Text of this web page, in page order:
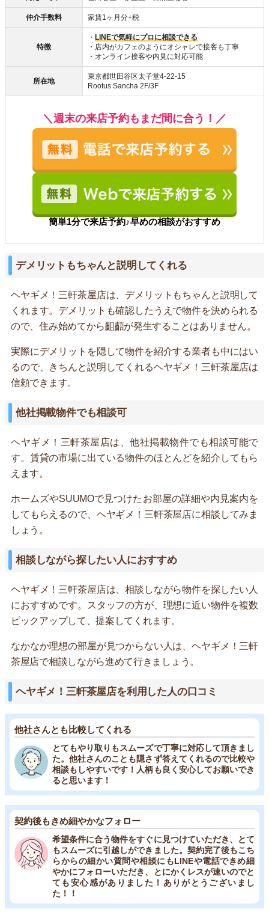
仲介手数料 家賃1ヶ月分+税
特徴
・ LINEで気軽にプロに相談できる
・店内がカフェのようにオシャレで接客も丁寧
・オンライン接客や内見に対応可能
所在地
東京都世田谷区太子堂4-22-15
Rootus Sancha 2F/3F
＼週末の来店予約もまだ間に合う！／
簡単1分で来店予約♪早めの相談がおすすめ
デメリットもちゃんと説明してくれる
ヘヤギメ！三軒茶屋店は、デメリットもちゃんと説明して
くれます。デメリットも確認したうえで物件を決められる
ので、住み始めてから齟齬が発生することはありません。
実際にデメリットを隠して物件を紹介する業者も中にはい
るので、きちんと説明してくれるヘヤギメ！三軒茶屋店は
信頼できます。
他社掲載物件でも相談可
ヘヤギメ！三軒茶屋店は、他社掲載物件でも相談可能で
す。賃貸の市場に出ている物件のほとんどを紹介してもら
えます。
ホームズやSUUMOで見つけたお部屋の詳細や内見案内を
してもらえるので、ヘヤギメ！三軒茶屋店に相談してみま
しょう。
相談しながら探したい人におすすめ
ヘヤギメ！三軒茶屋店は、相談しながら物件を探したい人
におすすめです。スタッフの方が、理想に近い物件を複数
ピックアップして、提案してくれます。
なかなか理想の部屋が見つからない人は、ヘヤギメ！三軒
茶屋店で相談しながら進めて行きましょう。
ヘヤギメ！三軒茶屋店を利用した人の口コミ
他社さんとも比較してくれる
とてもやり取りもスムーズで丁寧に対応して頂きまし
た。他社さんのことも隠さず答えてくれるので比較や
相談もしやすいです！人柄も良く安心してお願いでき
ると思います！
契約後もきめ細やかなフォロー
希望条件に合う物件をすぐに見つけていただき、とて
もスムーズに引越しができました。契約完了後もこち
らからの細かい質問や相談にもLINEや電話できめ細
やかにフォローいただき、とにかくレスが速いのでと
ても安心感がありました！ありがとうございまし
た！！